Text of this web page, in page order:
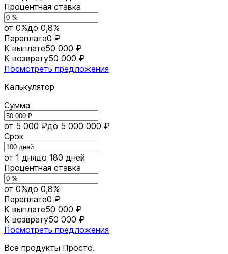
Процентная ставка
от 0%до 0,8%
Переплата0 ₽
К выплате50 000 ₽
К возврату50 000 ₽
Посмотреть предложения
Калькулятор
Сумма
от 5 000 ₽до 5 000 000 ₽
Срок
от 1 днядо 180 дней
Процентная ставка
от 0%до 0,8%
Переплата0 ₽
К выплате50 000 ₽
К возврату50 000 ₽
Посмотреть предложения
Все продукты Просто.